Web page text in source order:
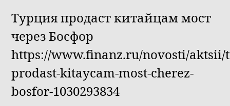
Турция продаст китайцам мост
через Босфор
https://www.finanz.ru/novosti/
prodast-kitaycam-most-cherez-
bosfor-1030293834